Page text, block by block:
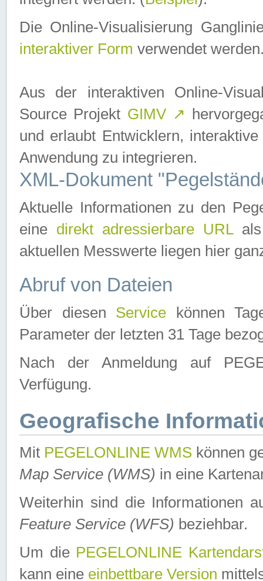
Die Online-Visualisierung
interaktiver Form verwendet
Aus der interaktiven Online-
Source Projekt GIMV ↗
und erlaubt Entwicklern,
Anwendung zu integrieren.
XML-Dokument
Aktuelle Informationen zu den
eine direkt adressierbare URLals
aktuellen Messwerte liegen hier
Abruf von Dateien
Über diesen Service können
Parameter der letzten 31 Tage
Nach der Anmeldung auf
Verfügung.
Geografische
Mit PEGELONLINE WMS können
Map Service (WMS) in eine
Weiterhin sind die Informationen
Feature Service (WFS) beziehbar.
Um die PEGELONLINE
kann eine einbettbare Version